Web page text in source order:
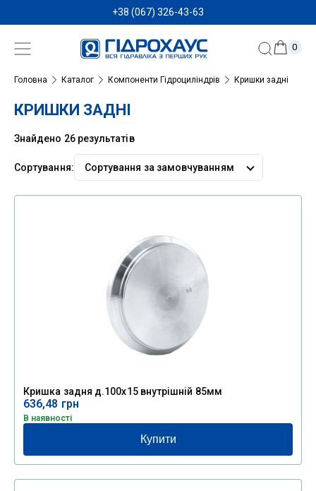
+38 (067) 326-43-63
0
Головна Каталог Компоненти Гідроциліндрів Кришки задні
КРИШКИ ЗАДНІ
Знайдено 26 результатів
Сортувати
Сортування:
Кришка задня д.100х15 внутрішній 85мм
636,48 грн
В наявності
Купити